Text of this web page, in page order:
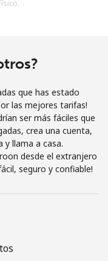
estoy de acuerdo con
→
tu contraseña? →
que has estado
las mejores tarifas!
ser más fáciles que
crea una cuenta,
y llama a casa.
desde el extranjero
seguro y confiable!